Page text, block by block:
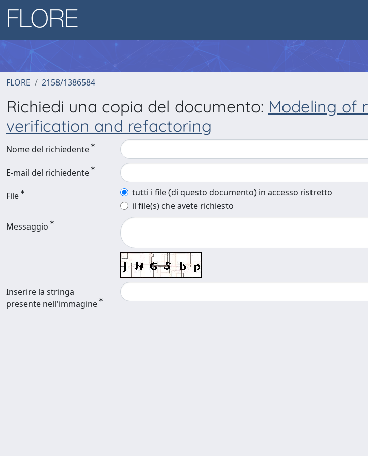
FLORE 2158/1386584
Richiedi una copia del documento: Modeling of
verification and refactoring
Nome del richiedente
E-mail del richiedente
File
tutti i file (di questo documento) in accesso ristretto
il file(s) che avete richiesto
Messaggio
Inserire la stringa
presente nell'immagine